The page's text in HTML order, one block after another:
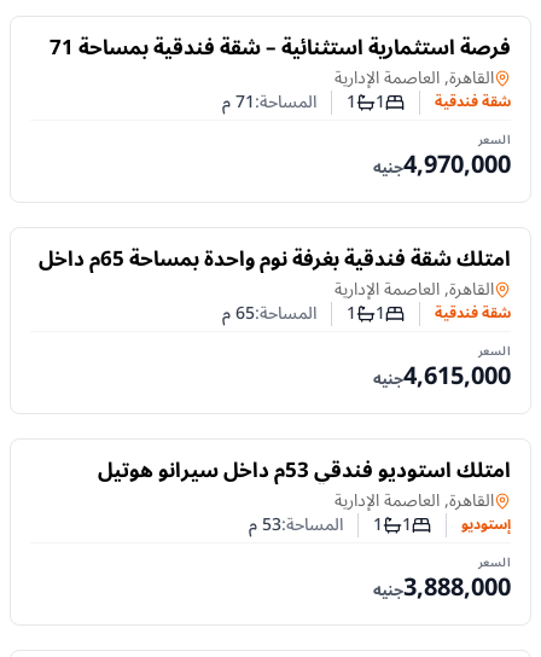
للبيع فرصة استثمارية استثنائية – شقة فندقية بمساحة 71
متر مربع في فندق سيرانو
شقة فندقيةفي
القاهرة, العاصمة الإدارية
شقة فندقية عدد غرف النوم
1عدد الحمامات
1 المساحة:71م
السعر
4,970,000جنيه
للبيع امتلك شقة فندقية بغرفة نوم واحدة بمساحة 65م داخل
سيرانو هوتيل بالعاصمة الإدارية الجديدة
شقة فندقيةفي
القاهرة, العاصمة الإدارية
شقة فندقية عدد غرف النوم
1عدد الحمامات
1 المساحة:65م
السعر
4,615,000جنيه
للبيع امتلك استوديو فندقي 53م داخل سيرانو هوتيل
بالعاصمة الإدارية الجديدة
إستوديوفي
القاهرة, العاصمة الإدارية
إستوديو عدد غرف النوم
1عدد الحمامات
1 المساحة:53م
السعر
3,888,000جنيه